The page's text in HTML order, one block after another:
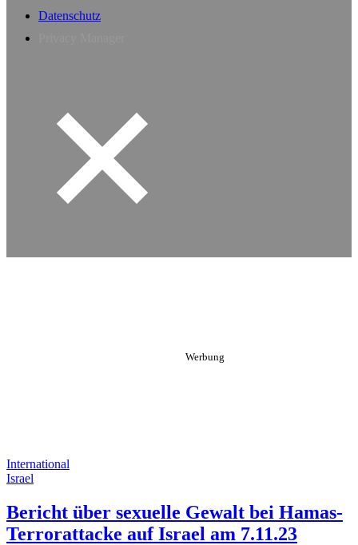
Datenschutz
International
Israel
Bericht über sexuelle Gewalt bei Hamas-
Terrorattacke auf Israel am 7.11.23